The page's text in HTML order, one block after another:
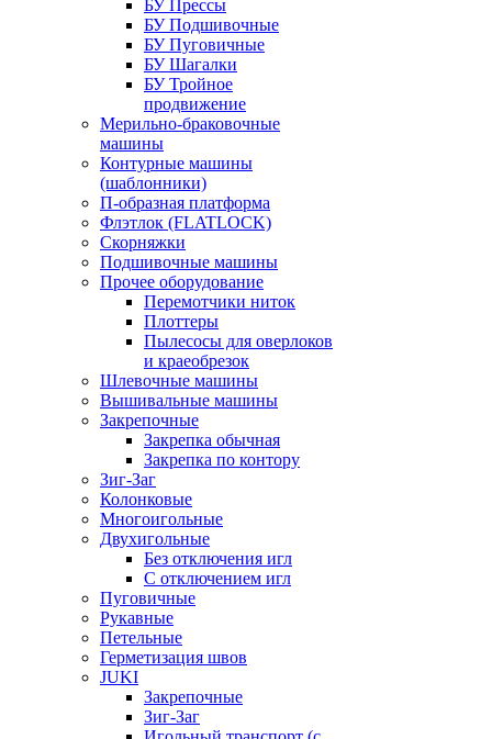
БУ Прессы
БУ Подшивочные
БУ Пуговичные
БУ Шагалки
БУ Тройное
продвижение
Мерильно-браковочные
машины
Контурные машины
(шаблонники)
П-образная платформа
Флэтлок (FLATLOCK)
Скорняжки
Подшивочные машины
Прочее оборудование
Перемотчики ниток
Плоттеры
Пылесосы для оверлоков
и краеобрезок
Шлевочные машины
Вышивальные машины
Закрепочные
Закрепка обычная
Закрепка по контору
Зиг-Заг
Колонковые
Многоигольные
Двухигольные
Без отключения игл
С отключением игл
Пуговичные
Рукавные
Петельные
Герметизация швов
JUKI
Закрепочные
Зиг-Заг